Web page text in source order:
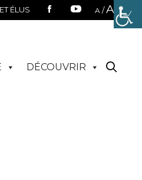
ÉLUS A /A
DÉCOUVRIR